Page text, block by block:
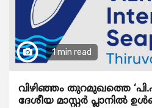
1 min read
വിഴിഞ്ഞം തുറമുഖത്തെ
ദേശീയ മാസ്റ്റർ പ്ലാനിൽ